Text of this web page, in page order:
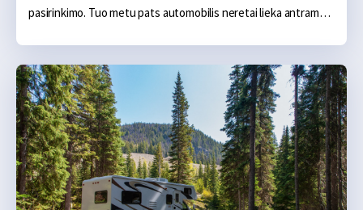
pasirinkimo. Tuo metu pats automobilis neretai lieka antrame
turėtų praeiti sklandžiai. Tačiau ilga kelionė automobiliui sukelia
gerokai didesnę apkrovą. Transporto priemonė ilgą laiką
važiuoja didesniu greičiu, yra labiau apkrauta, o karštu oru oro
kondicionierius gali veikti beveik be pertraukos. Todėl
nedidelis gedimas, kuris kasdien važinėjant beveik
nepastebimas, kelionėje gali baigtis apsilankymu autoservise,
techninės pagalbos kelyje iškvietimu ar net būtinybe keisti